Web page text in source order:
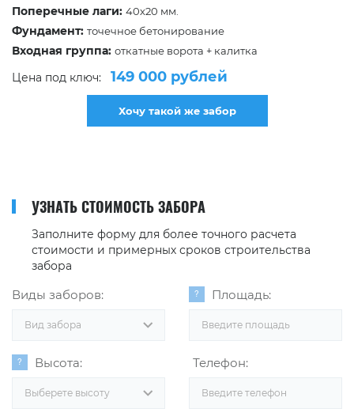
Поперечные лаги: 40х20 мм.
Фундамент: точечное бетонирование
Входная группа: откатные ворота + калитка
Цена под ключ: 149 000 рублей
Хочу такой же забор
УЗНАТЬ СТОИМОСТЬ ЗАБОРА
Заполните форму для более точного расчета
стоимости и примерных сроков строительства
забора
Виды заборов:
Вид забора
Площадь:
Высота:
Выберете высоту
Телефон: